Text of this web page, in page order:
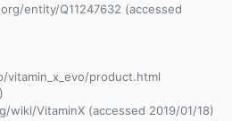
entity/Q11247632 (accessed
product.html
wiki/VitaminX (accessed 2019/01/18)